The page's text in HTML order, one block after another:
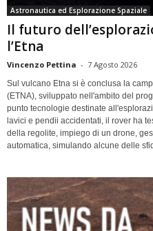
Astronautica ed Esplorazione Spaziale
Il futuro
l’Etna
Vincenzo Pettina - 7 Agosto 2026
Sul vulcano Etna si è conclusa la
(ETNA), sviluppato nell'ambito del
punto tecnologie destinate
lavici e pendii accidentati, il rover ha
della regolite, impiego di un drone,
automatica, simulando alcune delle